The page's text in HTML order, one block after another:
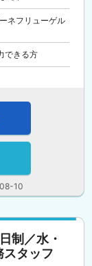
ネフリューゲル
できる方
10
制／水・
スタッフ